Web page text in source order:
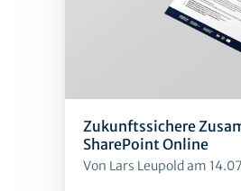
Zukunftssichere
SharePoint Online
Von Lars Leupold am